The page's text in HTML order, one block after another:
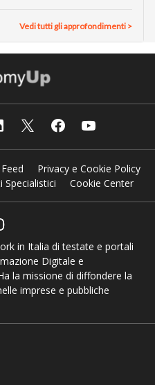
Vedi tutti gli approfondimenti >
Privacy e Cookie Policy
Cookie Center
in Italia di testate e portali
Digitale e
la missione di diffondere la
imprese e pubbliche